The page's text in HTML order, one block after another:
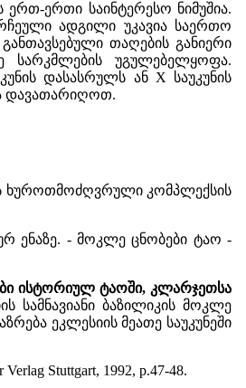
ერთი საინტერესო ნიმუშია.
ადგილი უკავია საერთო
თაღების განიერი
სარკმლების უგულებელყოფა.
დასასრულს ან X საუკუნის
დავათარიღოთ.
ხუროთმოძღვრული კომპლექსის
ენაზე. - მოკლე ცნობები ტაო -
ისტორიულ ტაოში, კლარჯეთსა
სამნავიანი ბაზილიკის მოკლე
ეკლესიის მეათე საუკუნეში
Verlag Stuttgart, 1992, p.47-48.